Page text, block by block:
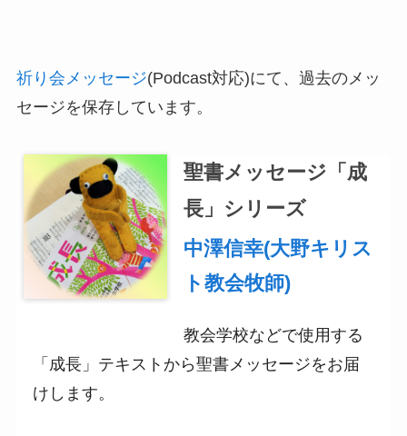
祈り会メッセージ(Podcast対応)にて、過去のメッ
セージを保存しています。
聖書メッセージ「成
長」シリーズ
中澤信幸(大野キリス
ト教会牧師)
教会学校などで使用する
「成長」テキストから聖書メッセージをお届
けします。